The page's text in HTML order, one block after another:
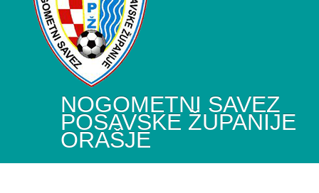
NOGOMETNI SAVEZ
POSAVSKE ŽUPANIJE
ORAŠJE